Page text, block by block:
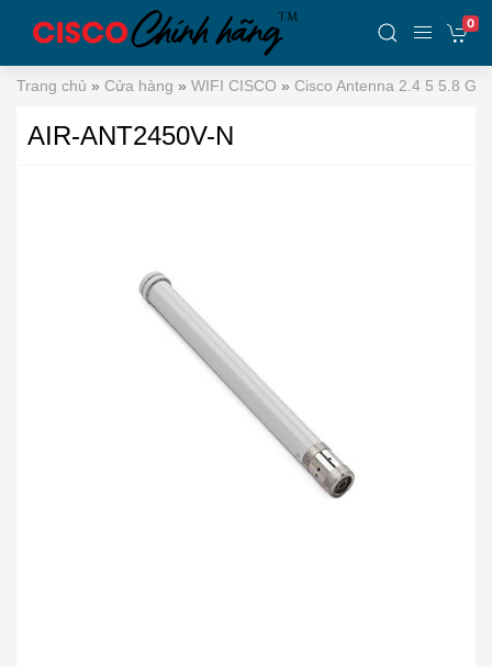
0
Trang chủ » Cửa hàng » WIFI CISCO » Cisco Antenna 2.4 5 5.8
AIR-ANT2450V-N